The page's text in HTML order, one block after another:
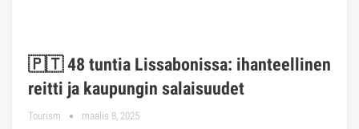
🇵🇹 48 tuntia Lissabonissa: ihanteellinen
reitti ja kaupungin salaisuudet
Tourism maalis 8, 2025